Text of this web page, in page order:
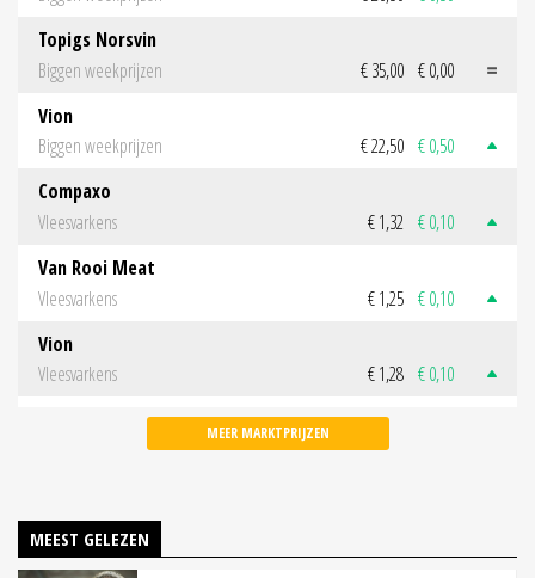
Topigs Norsvin
Biggen weekprijzen
€ 35,00 € 0,00
Vion
Biggen weekprijzen
€ 22,50 € 0,50
Compaxo
Vleesvarkens
€ 1,32 € 0,10
Van Rooi Meat
Vleesvarkens
€ 1,25 € 0,10
Vion
Vleesvarkens
€ 1,28 € 0,10
MEER MARKTPRIJZEN
MEEST GELEZEN